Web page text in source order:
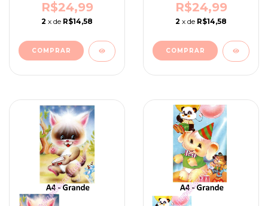
R$24,99
2 x de R$14,58
R$24,99
2 x de R$14,58